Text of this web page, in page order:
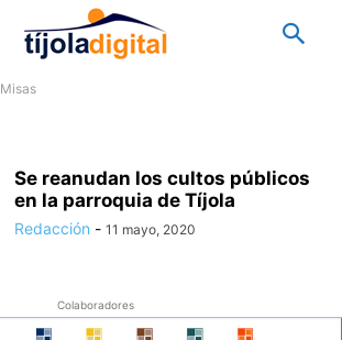
Misas
Se reanudan los cultos públicos
en la parroquia de Tíjola
Redacción - 11 mayo, 2020
Colaboradores